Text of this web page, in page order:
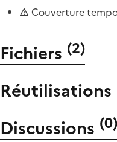
Couverture
Fichiers (2)
Réutilisations
Discussions (0)